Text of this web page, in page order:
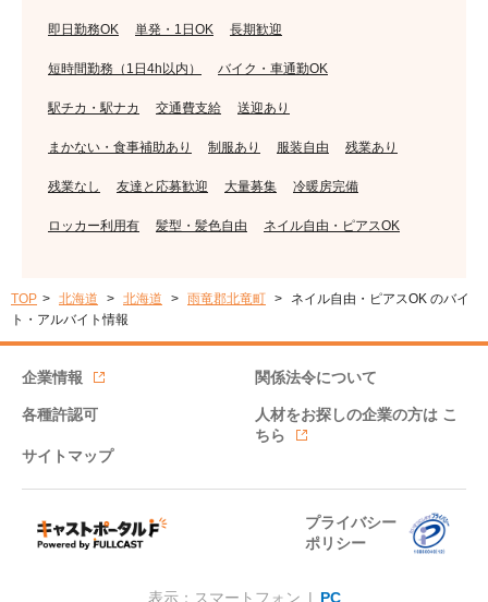
即日勤務OK 単発・1日OK 長期歓迎
短時間勤務（1日4h以内） バイク・車通勤OK
駅チカ・駅ナカ 交通費支給 送迎あり
まかない・食事補助あり 制服あり 服装自由 残業あり
残業なし 友達と応募歓迎 大量募集 冷暖房完備
ロッカー利用有 髪型・髪色自由 ネイル自由・ピアスOK
TOP 北海道 北海道 雨竜郡北竜町
ネイル自由・ピアスOK のバイ
ト・アルバイト情報
企業情報 関係法令について
各種許認可 人材をお探しの企業の方は こ
ちら
サイトマップ
プライバシー
ポリシー
表示：スマートフォン | PC